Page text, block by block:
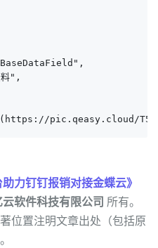
",
置](https://pic.qeasy.cloud/
力钉钉报销对接金蝶云》
软件科技有限公司 所有。
位置注明文章出处（包括原